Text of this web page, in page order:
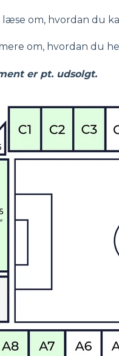
læse om, hvordan du
om, hvordan du
er pt. udsolgt.